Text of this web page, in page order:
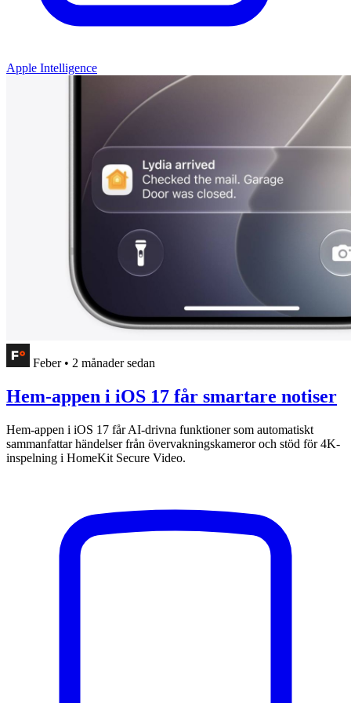
Apple Intelligence
Feber • 2 månader sedan
Hem-appen i iOS 17 får smartare notiser
Hem-appen i iOS 17 får AI-drivna funktioner som automatiskt
sammanfattar händelser från övervakningskameror och stöd för 4K-
inspelning i HomeKit Secure Video.